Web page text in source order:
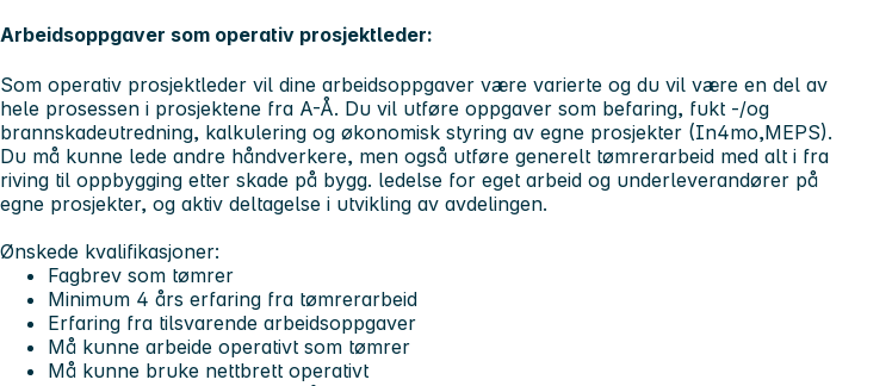
Arbeidsoppgaver som operativ prosjektleder:
Som operativ prosjektleder vil dine arbeidsoppgaver være varierte og du vil være en del av
hele prosessen i prosjektene fra A-Å. Du vil utføre oppgaver som befaring, fukt -/og
brannskadeutredning, kalkulering og økonomisk styring av egne prosjekter (In4mo,MEPS).
Du må kunne lede andre håndverkere, men også utføre generelt tømrerarbeid med alt i fra
riving til oppbygging etter skade på bygg. ledelse for eget arbeid og underleverandører på
egne prosjekter, og aktiv deltagelse i utvikling av avdelingen.
Ønskede kvalifikasjoner:
Fagbrev som tømrer
Minimum 4 års erfaring fra tømrerarbeid
Erfaring fra tilsvarende arbeidsoppgaver
Må kunne arbeide operativt som tømrer
Må kunne bruke nettbrett operativt